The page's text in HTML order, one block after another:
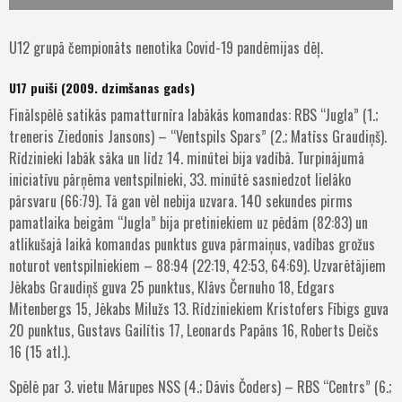
U12 grupā čempionāts nenotika Covid-19 pandēmijas dēļ.
U17 puiši (2009. dzimšanas gads)
Finālspēlē satikās pamatturnīra labākās komandas: RBS “Jugla” (1.;
treneris Ziedonis Jansons) – “Ventspils Spars” (2.; Matīss Graudiņš).
Rīdzinieki labāk sāka un līdz 14. minūtei bija vadībā. Turpinājumā
iniciatīvu pārņēma ventspilnieki, 33. minūtē sasniedzot lielāko
pārsvaru (66:79). Tā gan vēl nebija uzvara. 140 sekundes pirms
pamatlaika beigām “Jugla” bija pretiniekiem uz pēdām (82:83) un
atlikušajā laikā komandas punktus guva pārmaiņus, vadības grožus
noturot ventspilniekiem – 88:94 (22:19, 42:53, 64:69). Uzvarētājiem
Jēkabs Graudiņš guva 25 punktus, Klāvs Černuho 18, Edgars
Mitenbergs 15, Jēkabs Milužs 13. Rīdziniekiem Kristofers Fībigs guva
20 punktus, Gustavs Gailītis 17, Leonards Papāns 16, Roberts Deičs
16 (15 atl.).
Spēlē par 3. vietu Mārupes NSS (4.; Dāvis Čoders) – RBS “Centrs” (6.;